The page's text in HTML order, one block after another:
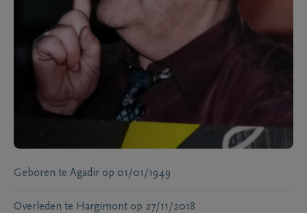
Geboren te Agadir op 01/01/1949
Overleden te Hargimont op 27/11/2018